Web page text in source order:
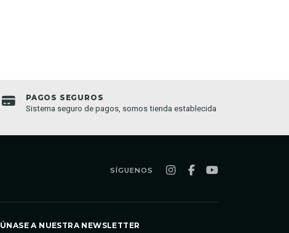
PAGOS SEGUROS
Sistema seguro de pagos, somos tienda establecida
SÍGUENOS
ÚNASE A NUESTRA NEWSLETTER